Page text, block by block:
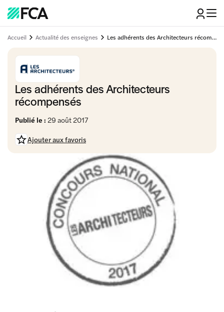
Accueil Actualité des enseignes Les adhérents des Architecteurs récompensés
Les adhérents des Architecteurs
récompensés
Publié le : 29 août 2017
Ajouter aux favoris